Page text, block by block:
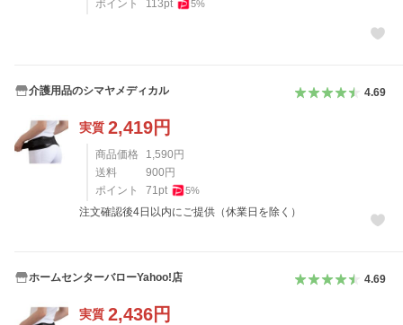
ポイント
113pt 5%
介護用品のシマヤメディカル 4.69
実質 2,419円
商品価格 1,590 円
送料
900 円
ポイント
71pt 5%
注文確認後4日以内にご提供（休業日を除く）
ホームセンターバローYahoo!店 4.69
実質 2,436円